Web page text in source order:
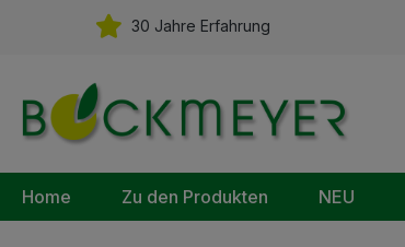
Hauptinhalt springen
Zur Suche springen
Zur Hauptnavigation springen
30 Jahre Erfahrung
Home Zu den Produkten NEU